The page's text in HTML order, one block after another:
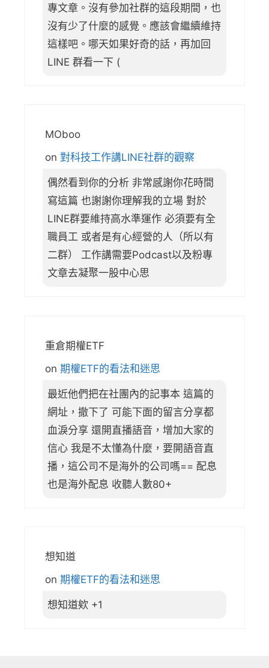
專文章。沒有參加社群的這段期間，也
沒有少了什麼的感覺。應該會繼續維持
這樣吧。哪天如果好奇的話，再加回
LINE 群看一下 (
MOboo
on 對科技工作講LINE社群的觀察
偶然看到你的分析 非常感謝你花時間
寫這篇 也謝謝你理解我的立場 對於
LINE群要維持高水準運作 必須要有全
職員工 或者是有心經營的人（所以有
二群） 工作講需要Podcast以及粉專
文章去凝聚一股中心思
重倉期權ETF
on 期權ETF的看法和迷思
最近他們把在社團內的記事本 這篇的
網址，撤下了 可能下面的留言分享都
血淚分享 還開直播語音，增加大家的
信心 我是不太懂為什麼，要開語音直
播，這公司不是海外的公司嗎== 配息
也是海外配息 收聽人數80+
想知道
on 期權ETF的看法和迷思
想知道欸 +1